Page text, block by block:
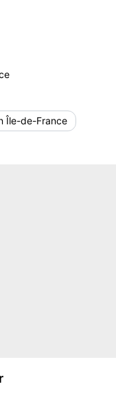
Île-de-France